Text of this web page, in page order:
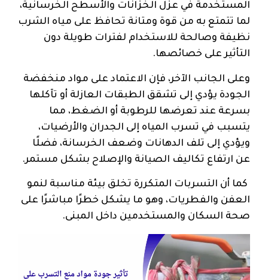
المستخدمة في عزل الخزانات والأسطح الخرسانية،
لما تتمتع به من قوة ومتانة تحافظ على مياه الشرب
نظيفة وصالحة للاستخدام لفترات طويلة دون
التأثير على خصائصها.
وعلى الجانب الآخر، فإن الاعتماد على مواد منخفضة
الجودة يؤدي إلى تشقق الطبقات العازلة أو تآكلها
بسرعة عند تعرضها للرطوبة أو الضغط، مما
يتسبب في تسرب المياه إلى الجدران والأرضيات،
ويؤدي إلى تلف الدهانات وضعف الخرسانة، فضلًا
عن ارتفاع تكاليف الصيانة والإصلاح بشكل مستمر.
كما أن التسربات المتكررة تخلق بيئة مناسبة لنمو
العفن والفطريات، وهو ما يشكل خطرًا مباشرًا على
صحة السكان والمستخدمين داخل المبنى.